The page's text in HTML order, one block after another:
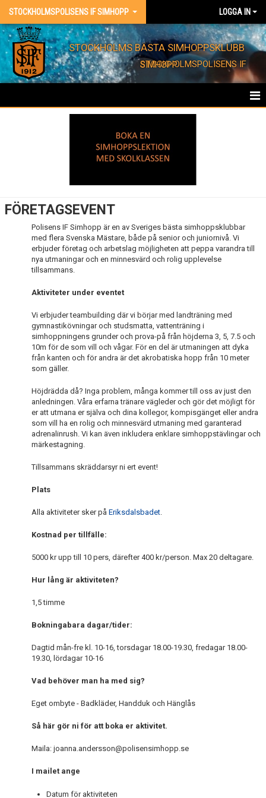
STOCKHOLMSPOLISENS IF SIMHOPP LOGGA IN
STOCKHOLMS BÄSTA SIMHOPPSKLUBB
STOCKHOLMSPOLISENS IF SIMHOPP
SVENSEXOR - MÖHIPPOR
FÖRETAGSEVENT
PRIVATLEKTION
SKOLOR/FÖRENINGAR
FÖRETAGSEVENT
Polisens IF Simhopp är en av Sveriges bästa simhoppsklubbar
med flera Svenska Mästare, både på senior och juniornivå. Vi
erbjuder företag och arbetslag möjligheten att peppa varandra till
nya utmaningar och en minnesvärd och rolig upplevelse
tillsammans.
Aktiviteter under eventet
Vi erbjuder teambuilding där vi börjar med landträning med
gymnastikövningar och studsmatta, vattenträning i
simhoppningens grunder och prova-på från höjderna 3, 5, 7.5 och
10m för de som vill och vågar. För en del är utmaningen att dyka
från kanten och för andra är det akrobatiska hopp från 10 meter
som gäller.
Höjdrädda då? Inga problem, många kommer till oss av just den
anledningen. Våra erfarna tränare vägleder och gör det möjligt för
er att utmana er själva och dina kollegor, kompisgänget eller andra
som vill ha en rolig och minnesvärd utmaning med garanterad
adrenalinrush. Vi kan även inkludera enklare simhoppstävlingar och
märkestagning.
Tillsammans skräddarsyr ni ert event!
Plats
Alla aktiviteter sker på Eriksdalsbadet.
Kostnad per tillfälle:
5000 kr upp till 10 pers, därefter 400 kr/person. Max 20 deltagare.
Hur lång är aktiviteten?
1,5 timme
Bokningabara dagar/tider:
Dagtid mån-fre kl. 10-16, torsdagar 18.00-19.30, fredagar 18.00-
19.30, lördagar 10-16
Vad behöver man ha med sig?
Eget ombyte - Badkläder, Handduk och Hänglås
Så här gör ni för att boka er aktivitet.
Maila: joanna.andersson@polisensimhopp.se
I mailet ange
Datum för aktiviteten